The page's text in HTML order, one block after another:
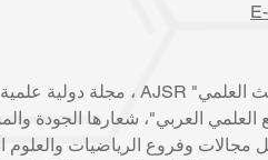
العلمي"
AJSR ، مجلة دولية
العربي"، شعارها الجودة
وفروع الرياضيات والعلوم